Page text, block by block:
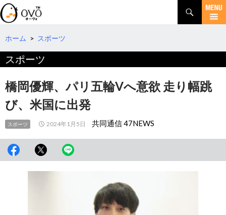
検
索
コ
テ
へ
動
ホーム > スポーツ
スポーツ
橋岡優輝、パリ五輪Vへ意欲 走り幅跳
び、米国に出発
スポーツ 2024年1月5日 共同通信 47NEWS